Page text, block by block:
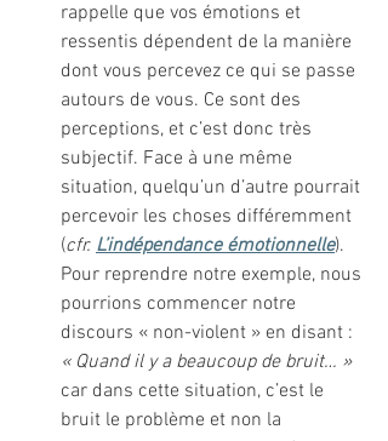
rappelle que vos émotions et
ressentis dépendent de la manière
dont vous percevez ce qui se passe
autours de vous. Ce sont des
perceptions, et c’est donc très
subjectif. Face à une même
situation, quelqu’un d’autre pourrait
percevoir les choses différemment
(cfr. L’indépendance émotionnelle).
Pour reprendre notre exemple, nous
pourrions commencer notre
discours « non-violent » en disant :
« Quand il y a beaucoup de bruit… »
car dans cette situation, c’est le
bruit le problème et non la